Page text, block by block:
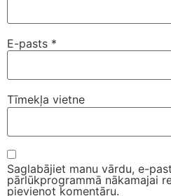
E-pasts *
Tīmekļa vietne
Saglabājiet manu vārdu, e-
pārlūkprogrammā nākamajai
pievienot komentāru.